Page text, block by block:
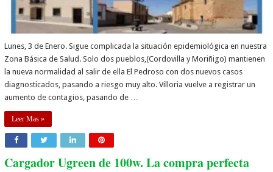
Lunes, 3 de Enero. Sigue complicada la situación epidemiológica en nuestra
Zona Básica de Salud. Solo dos pueblos,(Cordovilla y Moriñigo) mantienen
la nueva normalidad al salir de ella El Pedroso con dos nuevos casos
diagnosticados, pasando a riesgo muy alto. Villoria vuelve a registrar un
aumento de contagios, pasando de …
Leer Mas »
Cargador Ugreen de 100w. La compra perfecta